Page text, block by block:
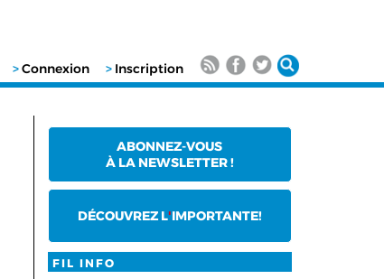
>Connexion > Inscription
ABONNEZ-VOUS
À LA NEWSLETTER !
DÉCOUVREZ L'IMPORTANTE!
FIL INFO